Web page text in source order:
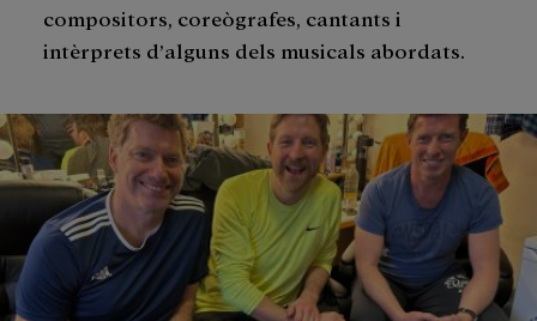
compositors, coreògrafes, cantants i
intèrprets d’alguns dels musicals abordats.